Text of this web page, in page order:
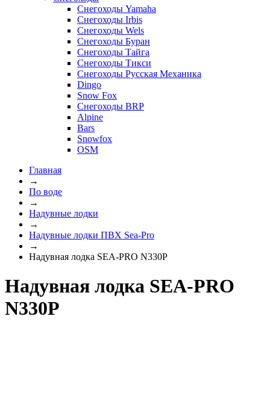
Снегоходы Yamaha
Снегоходы Irbis
Снегоходы Wels
Снегоходы Буран
Снегоходы Тайга
Снегоходы Тикси
Снегоходы Русская Механика
Dingo
Snow Fox
Снегоходы BRP
Alpine
Bars
Snowfox
OSM
Главная
→
По воде
→
Надувные лодки
→
Надувные лодки ПВХ Sea-Pro
→
Надувная лодка SEA-PRO N330P
Надувная лодка SEA-PRO
N330P